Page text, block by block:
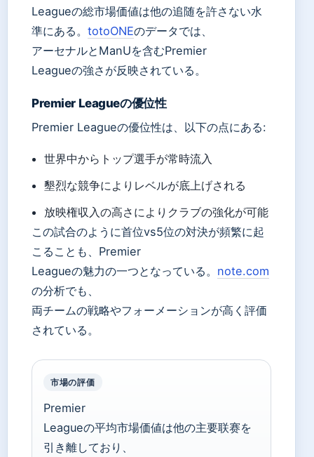
Leagueの総市場価値は他の追随を許さない水
準にある。 totoONEのデータでは、
アーセナルとManUを含むPremier
Leagueの強さが反映されている。
Premier Leagueの優位性
Premier Leagueの優位性は、以下の点にある:
世界中からトップ選手が常時流入
墾烈な競争によりレベルが底上げされる
放映権収入の高さによりクラブの強化が可能
この試合のように首位vs5位の対決が頻繁に起
こることも、Premier
Leagueの魅力の一つとなっている。 note.com
の分析でも、
両チームの戦略やフォーメーションが高く評価
されている。
市場の評価
Premier
Leagueの平均市場価値は他の主要联赛を
引き離しており、